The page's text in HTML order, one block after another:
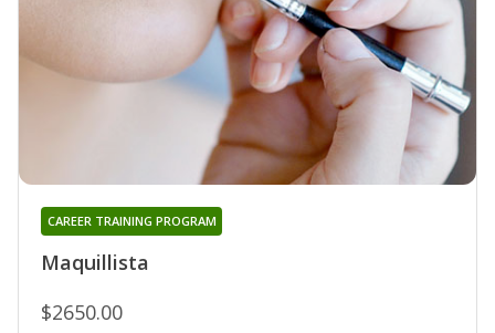
Maquillista
CAREER TRAINING PROGRAM
$2650.00